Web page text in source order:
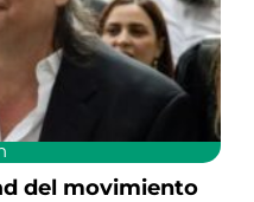
del movimiento